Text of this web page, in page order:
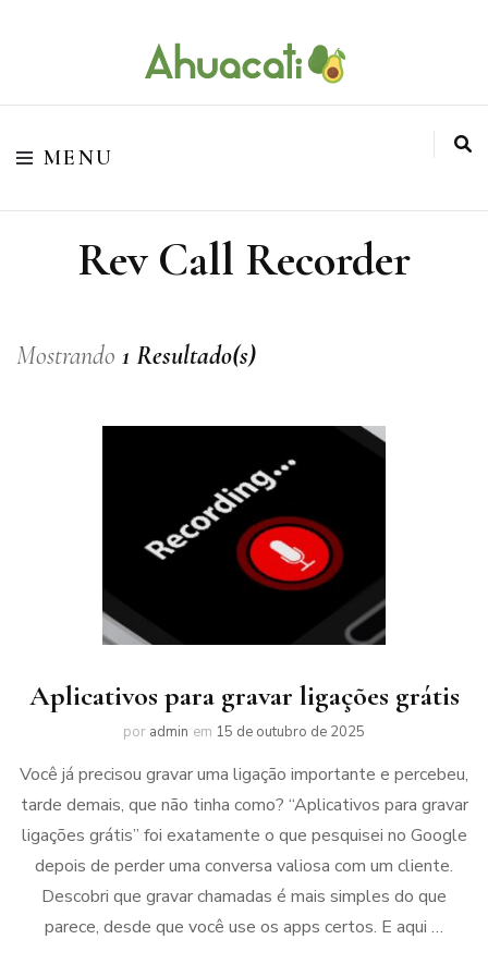
Ahuacati
O melhor da Internet em um só lugar
MENU
Rev Call Recorder
Mostrando 1 Resultado(s)
Aplicativos para gravar ligações grátis
por admin em 15 de outubro de 2025
Você já precisou gravar uma ligação importante e percebeu,
tarde demais, que não tinha como? “Aplicativos para gravar
ligações grátis” foi exatamente o que pesquisei no Google
depois de perder uma conversa valiosa com um cliente.
Descobri que gravar chamadas é mais simples do que
parece, desde que você use os apps certos. E aqui …